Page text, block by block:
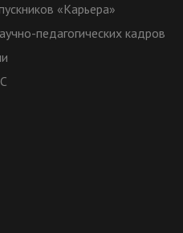
«Карьера»
педагогических кадров